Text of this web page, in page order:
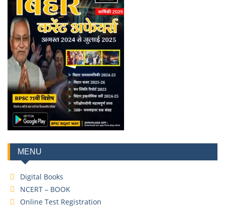
MENU
Digital Books
NCERT – BOOK
Online Test Registration